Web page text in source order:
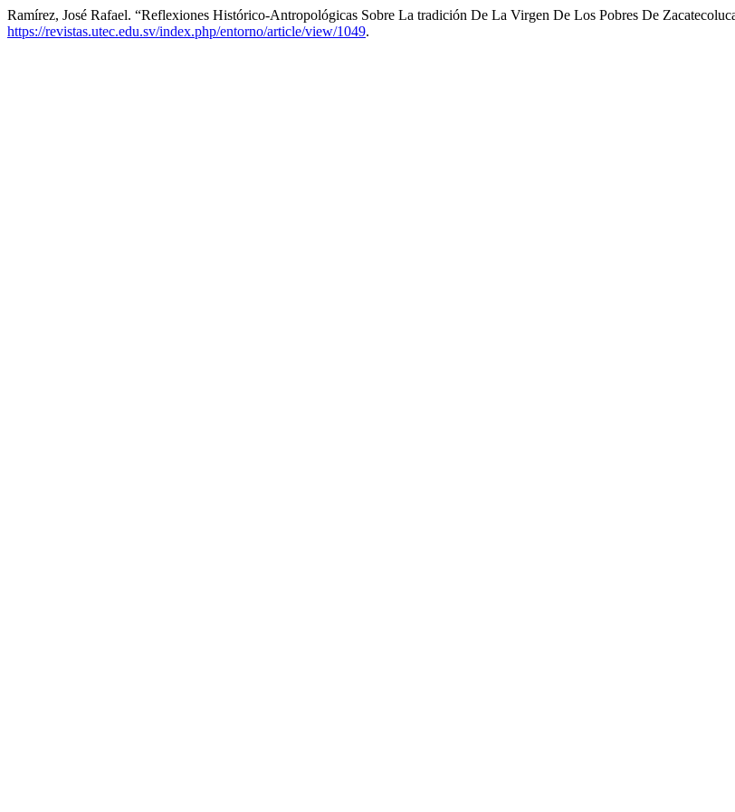
Ramírez, José Rafael. “Reflexiones Histórico-Antropológicas Sobre La tradición De La Virgen De Los Pobres De
https://revistas.utec.edu.sv/index.php/entorno/article/view/1049.